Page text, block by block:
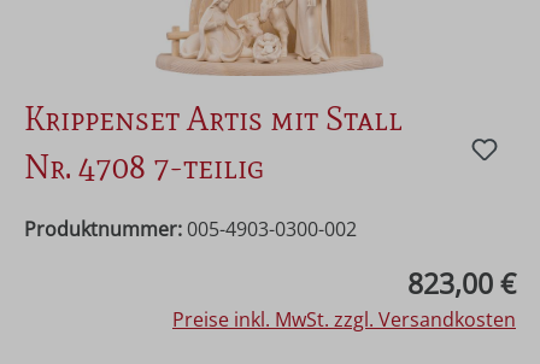
Krippenset Artis mit Stall
Nr. 4708 7-teilig
Produktnummer: 005-4903-0300-002
823,00 €
Preise inkl. MwSt. zzgl. Versandkosten